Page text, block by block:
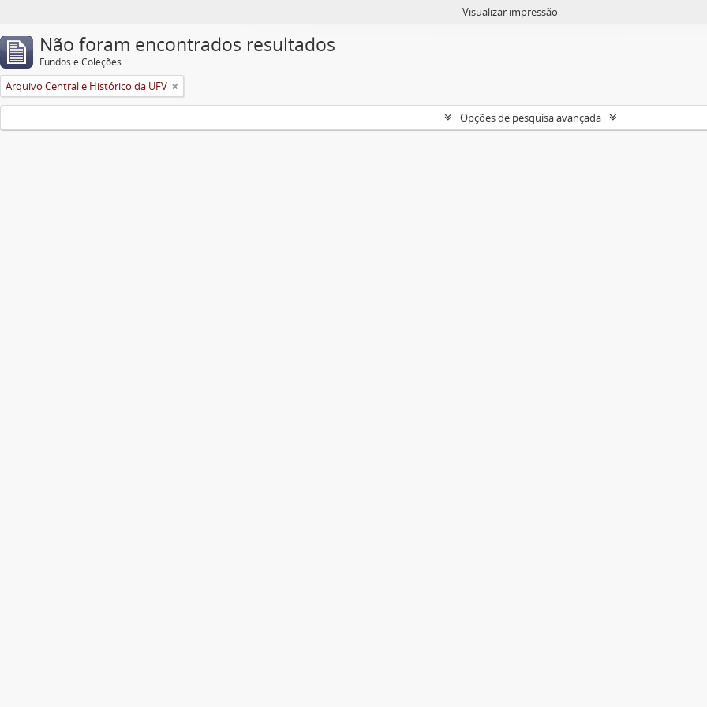
Visualizar impressão
Não foram encontrados resultados
Fundos e Coleções
Arquivo Central e Histórico da UFV
Opções de pesquisa avançada